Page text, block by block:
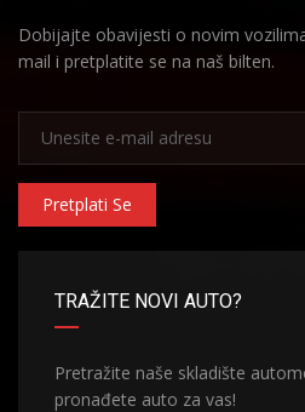
Dobijajte obavijesti o novim
mail i pretplatite se na naš bilten.
Pretplati Se
TRAŽITE NOVI AUTO?
Pretražite naše skladište
pronađete auto za vas!